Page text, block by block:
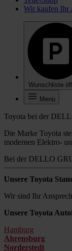
Wir kaufen Ihr
Wunschliste
Menü
Toyota bei der
Die Marke Toyota
modernen Elektro-
Bei der DELLO
Unsere Toyota
Wir sind Ihr
Unsere Toyota
Hamburg
Ahrensburg
Norderstedt